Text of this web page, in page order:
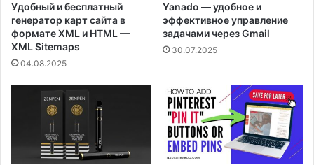
Удобный и бесплатный
генератор карт сайта в
формате XML и HTML —
XML Sitemaps
04.08.2025
Yanado — удобное и
эффективное управление
задачами через Gmail
30.07.2025